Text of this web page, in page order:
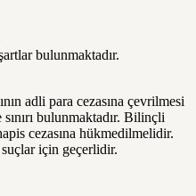
bulunmaktadır.
adli para cezasına çevrilmesi
bulunmaktadır. Bilinçli
cezasına hükmedilmelidir.
için geçerlidir.